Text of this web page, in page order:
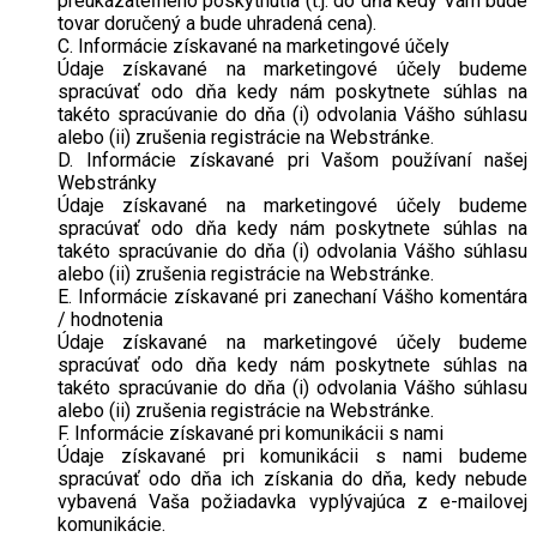
tovar doručený a bude uhradená cena).
C. Informácie získavané na marketingové účely
Údaje získavané na marketingové účely budeme
spracúvať odo dňa kedy nám poskytnete súhlas na
takéto spracúvanie do dňa (i) odvolania Vášho súhlasu
alebo (ii) zrušenia registrácie na Webstránke.
D. Informácie získavané pri Vašom používaní našej
Webstránky
Údaje získavané na marketingové účely budeme
spracúvať odo dňa kedy nám poskytnete súhlas na
takéto spracúvanie do dňa (i) odvolania Vášho súhlasu
alebo (ii) zrušenia registrácie na Webstránke.
E. Informácie získavané pri zanechaní Vášho komentára
/ hodnotenia
Údaje získavané na marketingové účely budeme
spracúvať odo dňa kedy nám poskytnete súhlas na
takéto spracúvanie do dňa (i) odvolania Vášho súhlasu
alebo (ii) zrušenia registrácie na Webstránke.
F. Informácie získavané pri komunikácii s nami
Údaje získavané pri komunikácii s nami budeme
spracúvať odo dňa ich získania do dňa, kedy nebude
vybavená Vaša požiadavka vyplývajúca z e-mailovej
komunikácie.